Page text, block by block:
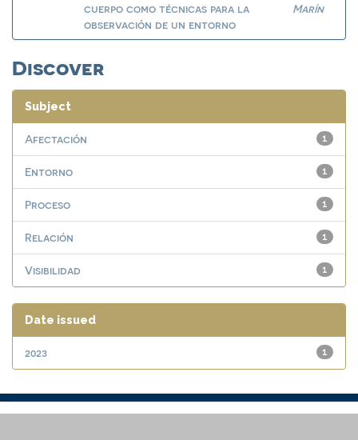
cuerpo como técnicas para la
observación de un entorno
Marín
Discover
Subject
1
Afectación
1
Entorno
1
Proceso
1
Relación
1
Visibilidad
Date issued
1
2023